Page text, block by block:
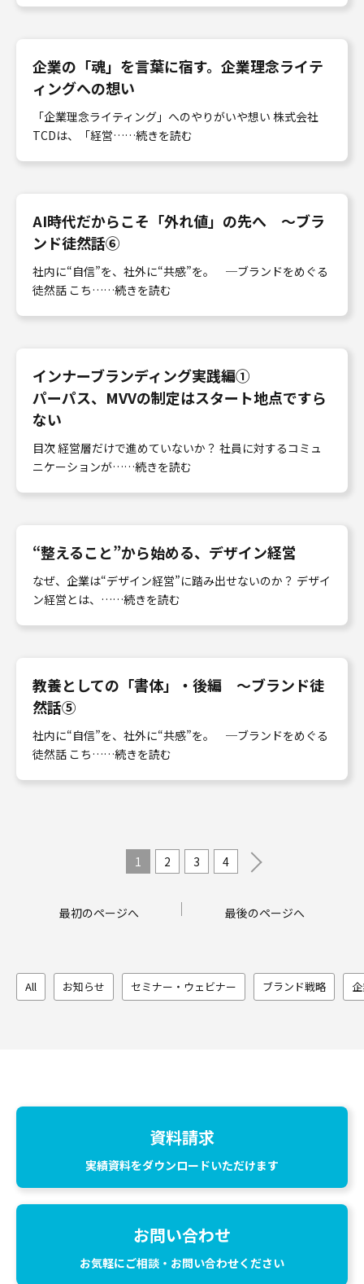
企業の「魂」を言葉に宿す。企業理念ライテ
ィングへの想い
「企業理念ライティング」へのやりがいや想い 株式会社
TCDは、「経営……続きを読む
AI時代だからこそ「外れ値」の先へ 〜ブラ
ンド徒然話⑥
社内に“自信”を、社外に“共感”を。 ─ブランドをめぐる
徒然話 こち……続きを読む
インナーブランディング実践編①
パーパス、MVVの制定はスタート地点ですら
ない
目次 経営層だけで進めていないか？ 社員に対するコミュ
ニケーションが……続きを読む
“整えること”から始める、デザイン経営
なぜ、企業は“デザイン経営”に踏み出せないのか？ デザイ
ン経営とは、……続きを読む
教養としての「書体」・後編 〜ブランド徒
然話⑤
社内に“自信”を、社外に“共感”を。 ─ブランドをめぐる
徒然話 こち……続きを読む
1 2 3 4
最初のページへ 最後のページへ
All お知らせ セミナー・ウェビナー ブランド戦略
資料請求
実績資料をダウンロードいただけます
お問い合わせ
お気軽にご相談・お問い合わせください